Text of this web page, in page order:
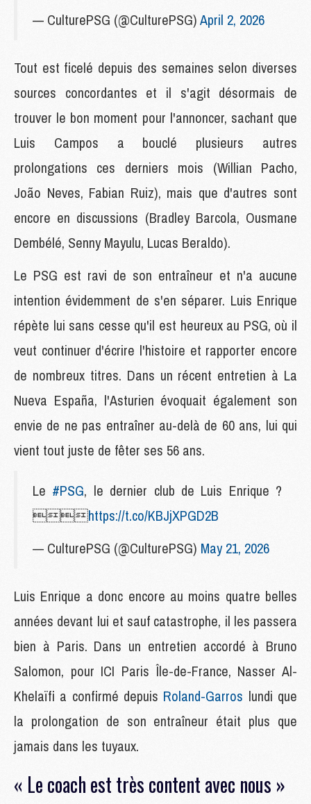
— CulturePSG (@CulturePSG)April 2, 2026
Tout est ficelé depuis des semaines selon diverses
sources concordantes et il s'agit désormais de
trouver le bon moment pour l'annoncer, sachant que
Luis Campos a bouclé plusieurs autres
prolongations ces derniers mois (Willian Pacho,
João Neves, Fabian Ruiz), mais que d'autres sont
encore en discussions (Bradley Barcola, Ousmane
Dembélé, Senny Mayulu, Lucas Beraldo).
Le PSG est ravi de son entraîneur et n'a aucune
intention évidemment de s'en séparer. Luis Enrique
répète lui sans cesse qu'il est heureux au PSG, où il
veut continuer d'écrire l'histoire et rapporter encore
de nombreux titres. Dans un récent entretien à La
Nueva España, l'Asturien évoquait également son
envie de ne pas entraîner au-delà de 60 ans, lui qui
vient tout juste de fêter ses 56 ans.
Le #PSG, le dernier club de Luis Enrique ?
https://t.co/KBJjXPGD2B
— CulturePSG (@CulturePSG) May 21, 2026
Luis Enrique a donc encore au moins quatre belles
années devant lui et sauf catastrophe, il les passera
bien à Paris. Dans un entretien accordé à Bruno
Salomon, pour ICI Paris Île-de-France, Nasser Al-
Khelaïfi a confirmé depuis Roland-Garros lundi que
la prolongation de son entraîneur était plus que
jamais dans les tuyaux.
« Le coach est très content avec nous »